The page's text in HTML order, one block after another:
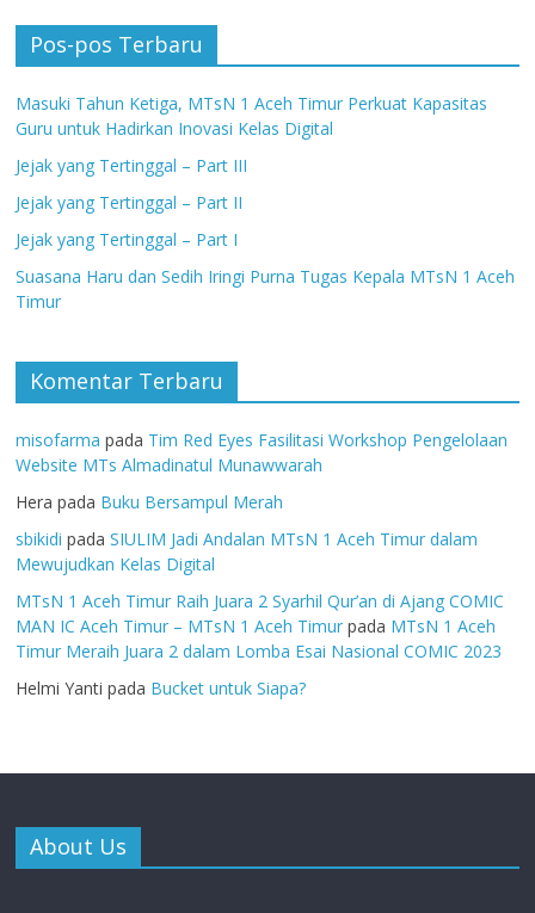
Pos-pos Terbaru
Masuki Tahun Ketiga, MTsN 1 Aceh Timur Perkuat Kapasitas
Guru untuk Hadirkan Inovasi Kelas Digital
Jejak yang Tertinggal – Part III
Jejak yang Tertinggal – Part II
Jejak yang Tertinggal – Part I
Suasana Haru dan Sedih Iringi Purna Tugas Kepala MTsN 1 Aceh
Timur
Komentar Terbaru
misofarma pada Tim Red Eyes Fasilitasi Workshop Pengelolaan
Website MTs Almadinatul Munawwarah
Hera pada Buku Bersampul Merah
sbikidi padaSIULIM Jadi Andalan MTsN 1 Aceh Timur dalam
Mewujudkan Kelas Digital
MTsN 1 Aceh Timur Raih Juara 2 Syarhil Qur’an di Ajang COMIC
MAN IC Aceh Timur – MTsN 1 Aceh Timur pada MTsN 1 Aceh
Timur Meraih Juara 2 dalam Lomba Esai Nasional COMIC 2023
Helmi Yanti pada Bucket untuk Siapa?
About Us